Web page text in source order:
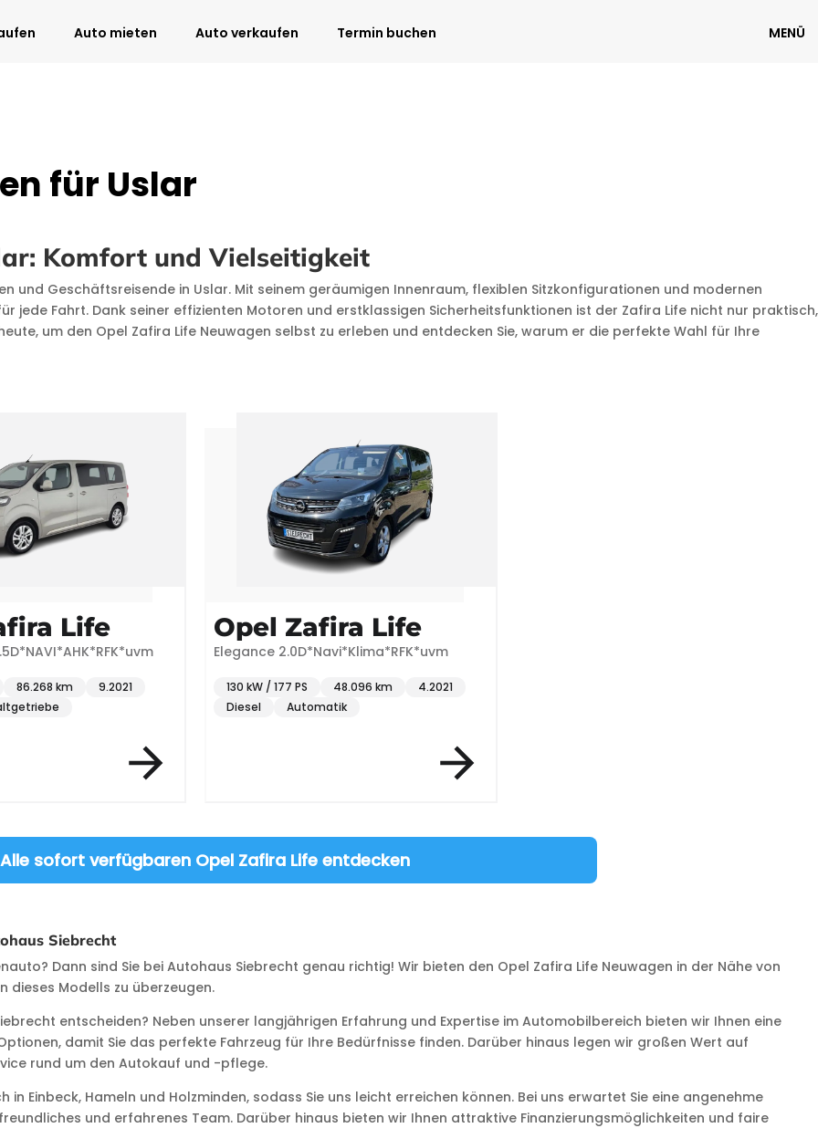
Auto mieten Auto verkaufen Termin buchen MENÜ
für Uslar
Komfort und Vielseitigkeit
und Geschäftsreisende in Uslar. Mit seinem geräumigen Innenraum, flexiblen Sitzkonfigurationen und modernen
Fahrt. Dank seiner effizienten Motoren und erstklassigen Sicherheitsfunktionen ist der Zafira Life nicht nur praktisch,
um den Opel Zafira Life Neuwagen selbst zu erleben und entdecken Sie, warum er die perfekte Wahl für Ihre
Life
48.096 km
4.2021
Opel Zafira Life
Edition M (L2) 1.5D*NAVI*AHK*RFK*uvm
88 kW / 120 PS 86.268 km
9.2021
Diesel
Schaltgetriebe
Alle sofort verfügbaren Opel Zafira Life entdecken
Siebrecht
Dann sind Sie bei Autohaus Siebrecht genau richtig! Wir bieten den Opel Zafira Life Neuwagen in der Nähe von
dieses Modells zu überzeugen.
entscheiden? Neben unserer langjährigen Erfahrung und Expertise im Automobilbereich bieten wir Ihnen eine
damit Sie das perfekte Fahrzeug für Ihre Bedürfnisse finden. Darüber hinaus legen wir großen Wert auf
rund um den Autokauf und -pflege.
Einbeck, Hameln und Holzminden, sodass Sie uns leicht erreichen können. Bei uns erwartet Sie eine angenehme
und erfahrenes Team. Darüber hinaus bieten wir Ihnen attraktive Finanzierungsmöglichkeiten und faire